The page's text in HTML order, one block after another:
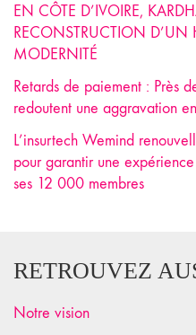
EN CÔTE D’IVOIRE,
RECONSTRUCTION D’UN
MODERNITÉ
Retards de paiement : Près
redoutent une aggravation
L’insurtech Wemind
pour garantir une
ses 12 000 membres
RETROUVEZ
Notre vision